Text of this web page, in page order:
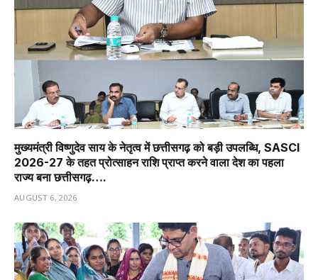
मुख्यमंत्री विष्णुदेव साय के नेतृत्व में छत्तीसगढ़ को बड़ी उपलब्धि, SASCI
2026-27 के तहत प्रोत्साहन राशि प्राप्त करने वाला देश का पहला
राज्य बना छत्तीसगढ़….
AUGUST 6, 2026